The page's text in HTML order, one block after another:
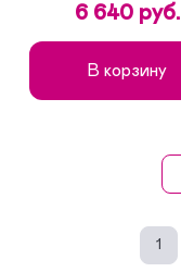
6 640 руб.
В корзину
1